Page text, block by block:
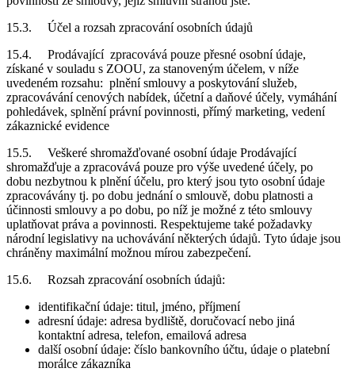
15.3. Účel a rozsah zpracování osobních údajů
15.4. Prodávající zpracovává pouze přesné osobní údaje,
získané v souladu s ZOOU, za stanoveným účelem, v níže
uvedeném rozsahu: plnění smlouvy a poskytování služeb,
zpracovávání cenových nabídek, účetní a daňové účely, vymáhání
pohledávek, splnění právní povinnosti, přímý marketing, vedení
zákaznické evidence
15.5. Veškeré shromažďované osobní údaje Prodávající
shromažďuje a zpracovává pouze pro výše uvedené účely, po
dobu nezbytnou k plnění účelu, pro který jsou tyto osobní údaje
zpracovávány tj. po dobu jednání o smlouvě, dobu platnosti a
účinnosti smlouvy a po dobu, po níž je možné z této smlouvy
uplatňovat práva a povinnosti. Respektujeme také požadavky
národní legislativy na uchovávání některých údajů. Tyto údaje jsou
chráněny maximální možnou mírou zabezpečení.
15.6. Rozsah zpracování osobních údajů:
identifikační údaje: titul, jméno, příjmení
adresní údaje: adresa bydliště, doručovací nebo jiná
kontaktní adresa, telefon, emailová adresa
další osobní údaje: číslo bankovního účtu, údaje o platební
morálce zákazníka